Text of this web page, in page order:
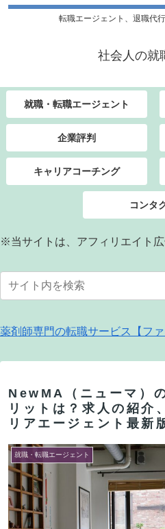
転職エージェント、退職代
社会人の就
就職・転職エージェント
企業評判
キャリアコーチング
コンタ
※当サイトは、アフィリエイト広
薬剤師専門の転職サービス【ファ
NewMA（ニューマ）
リットは？求人の紹介
リアエージェント最新
就職・転職エージェント